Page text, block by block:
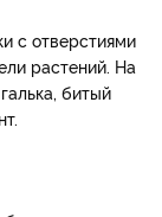
с отверстиями
растений. На
битый